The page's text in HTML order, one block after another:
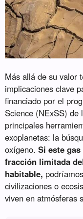
Más allá de su valor
implicaciones clave
financiado por el
Science (NExSS) de
principales
exoplanetas: la
oxígeno. Si este
fracción limitada
habitable,
civilizaciones o
viven en atmósferas